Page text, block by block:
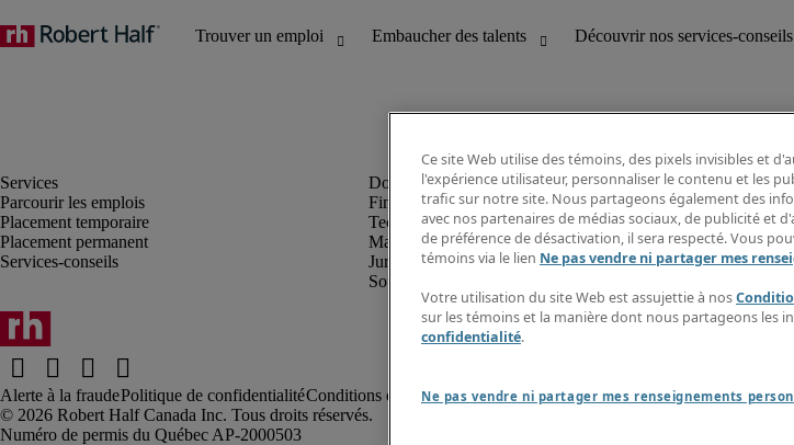
Parcourir les emplois
Placement temporaire
Placement permanent
Services-conseils
Finance et comptabilité
Technologie
Marketing et création
Juridique
Soutien administratif et à la clientèle
Guide
Alerte à la fraudePolitique de confidentialitéConditions d’utilisation Rapport sur l'esclavage moderne
Robert Half Canada Inc. Tous droits réservés.
Ce site Web utilise des témoins, des pixels invisibles et
l'expérience utilisateur, personnaliser le contenu et les
trafic sur notre site. Nous partageons également des
avec nos partenaires de médias sociaux, de publicité et
de préférence de désactivation, il sera respecté. Vous
témoins via le lien Ne pas vendre ni partager mes
Votre utilisation du site Web est assujettie à nos
sur les témoins et la manière dont nous partageons les
confidentialité.
Ne pas vendre ni partager mes renseignements